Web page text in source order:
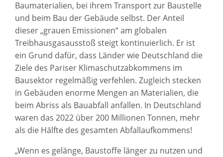
Baumaterialien, bei ihrem Transport zur Baustelle
und beim Bau der Gebäude selbst. Der Anteil
dieser „grauen Emissionen“ am globalen
Treibhausgasausstoß steigt kontinuierlich. Er ist
ein Grund dafür, dass Länder wie Deutschland die
Ziele des Pariser Klimaschutzabkommens im
Bausektor regelmäßig verfehlen. Zugleich stecken
in Gebäuden enorme Mengen an Materialien, die
beim Abriss als Bauabfall anfallen. In Deutschland
waren das 2022 über 200 Millionen Tonnen, mehr
als die Hälfte des gesamten Abfallaufkommens!
„Wenn es gelänge, Baustoffe länger zu nutzen und